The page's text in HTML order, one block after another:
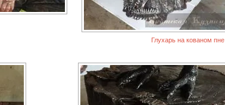
Глухарь на кованом пне